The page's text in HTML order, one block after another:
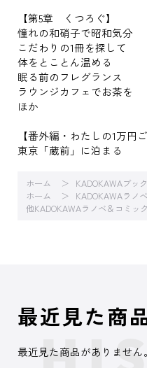
【第5章 くつろぐ】
憧れの和硝子で昭和気分
こだわりの1冊を探して
体をとことん温める
眠る前のフレグランス
ラウンジカフェでお茶を
ほか
【番外編・わたしの1万円
東京「蔵前」に泊まる
ホーム KADOKAWAブッ
ホーム
KADOKAWAラノ
他KADOKAWAラノベ＆コミッ
最近見た商
最近見た商品がありません。